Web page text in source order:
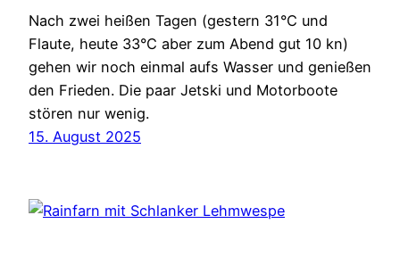
Nach zwei heißen Tagen (gestern 31°C und
Flaute, heute 33°C aber zum Abend gut 10 kn)
gehen wir noch einmal aufs Wasser und genießen
den Frieden. Die paar Jetski und Motorboote
stören nur wenig.
15. August 2025